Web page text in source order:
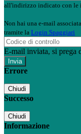
all'indirizzo indicato con le
Non hai una e-mail
tramite la Login Spaggiari
E-mail inviata, si prega
Errore
Chiudi
Successo
Chiudi
Informazione